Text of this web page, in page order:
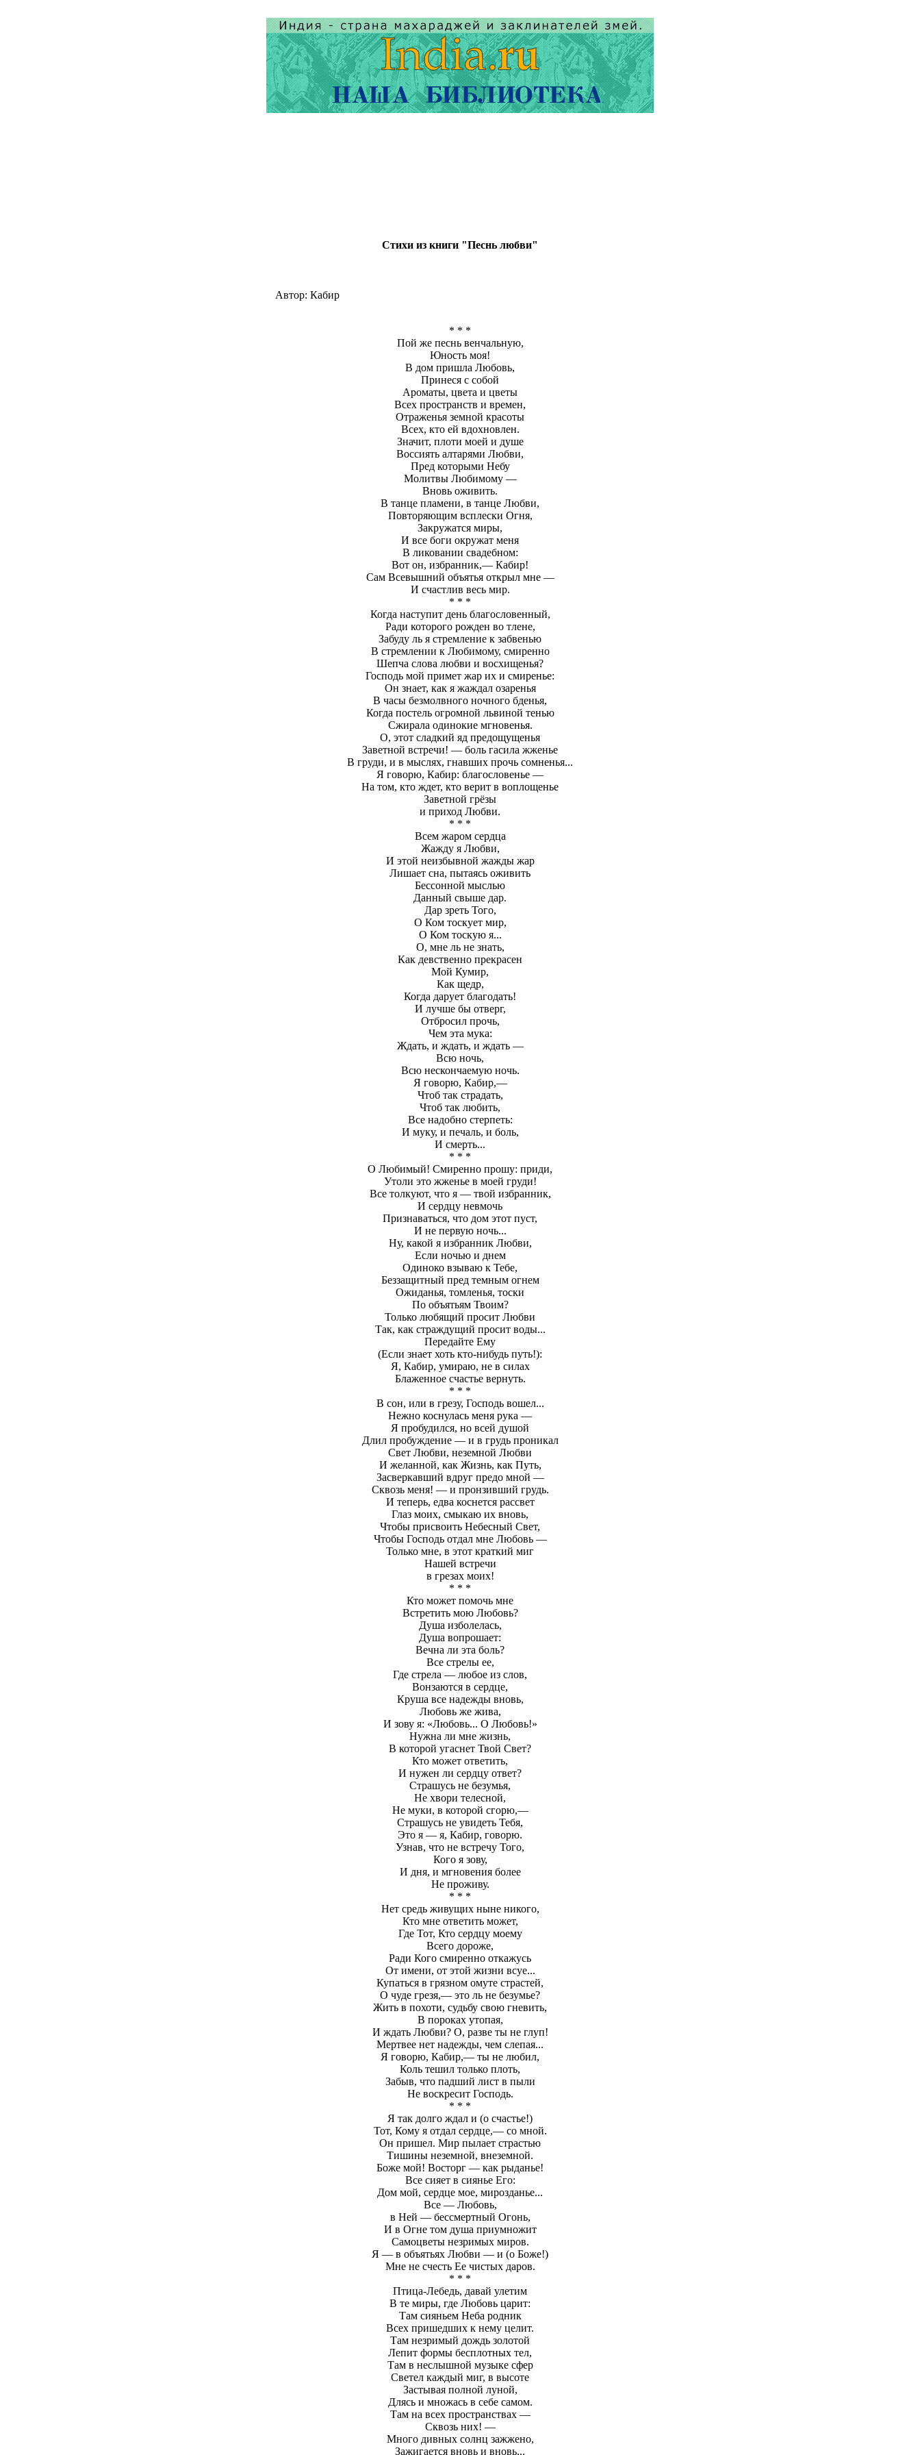
Стихи из книги "Песнь любви"
Автор: Кабир
* * *
Пой же песнь венчальную,
Юность моя!
В дом пришла Любовь,
Принеся с собой
Ароматы, цвета и цветы
Всех пространств и времен,
Отраженья земной красоты
Всех, кто ей вдохновлен.
Значит, плоти моей и душе
Воссиять алтарями Любви,
Пред которыми Небу
Молитвы Любимому —
Вновь оживить.
В танце пламени, в танце Любви,
Повторяющим всплески Огня,
Закружатся миры,
И все боги окружат меня
В ликовании свадебном:
Вот он, избранник,— Кабир!
Сам Всевышний объятья открыл мне —
И счастлив весь мир.
* * *
Когда наступит день благословенный,
Ради которого рожден во тлене,
Забуду ль я стремление к забвенью
В стремлении к Любимому, смиренно
Шепча слова любви и восхищенья?
Господь мой примет жар их и смиренье:
Он знает, как я жаждал озаренья
В часы безмолвного ночного бденья,
Когда постель огромной львиной тенью
Сжирала одинокие мгновенья.
О, этот сладкий яд предощущенья
Заветной встречи! — боль гасила жженье
В груди, и в мыслях, гнавших прочь сомненья...
Я говорю, Кабир: благословенье —
На том, кто ждет, кто верит в воплощенье
Заветной грёзы
и приход Любви.
* * *
Всем жаром сердца
Жажду я Любви,
И этой неизбывной жажды жар
Лишает сна, пытаясь оживить
Бессонной мыслью
Данный свыше дар.
Дар зреть Того,
О Ком тоскует мир,
О Ком тоскую я...
О, мне ль не знать,
Как девственно прекрасен
Мой Кумир,
Как щедр,
Когда дарует благодать!
И лучше бы отверг,
Отбросил прочь,
Чем эта мука:
Ждать, и ждать, и ждать —
Всю ночь,
Всю нескончаемую ночь.
Я говорю, Кабир,—
Чтоб так страдать,
Чтоб так любить,
Все надобно стерпеть:
И муку, и печаль, и боль,
И смерть...
* * *
О Любимый! Смиренно прошу: приди,
Утоли это жженье в моей груди!
Все толкуют, что я — твой избранник,
И сердцу невмочь
Признаваться, что дом этот пуст,
И не первую ночь...
Ну, какой я избранник Любви,
Если ночью и днем
Одиноко взываю к Тебе,
Беззащитный пред темным огнем
Ожиданья, томленья, тоски
По объятьям Твоим?
Только любящий просит Любви
Так, как страждущий просит воды...
Передайте Ему
(Если знает хоть кто-нибудь путь!):
Я, Кабир, умираю, не в силах
Блаженное счастье вернуть.
* * *
В сон, или в грезу, Господь вошел...
Нежно коснулась меня рука —
Я пробудился, но всей душой
Длил пробуждение — и в грудь проникал
Свет Любви, неземной Любви
И желанной, как Жизнь, как Путь,
Засверкавший вдруг предо мной —
Сквозь меня! — и пронзивший грудь.
И теперь, едва коснется рассвет
Глаз моих, смыкаю их вновь,
Чтобы присвоить Небесный Свет,
Чтобы Господь отдал мне Любовь —
Только мне, в этот краткий миг
Нашей встречи
в грезах моих!
* * *
Кто может помочь мне
Встретить мою Любовь?
Душа изболелась,
Душа вопрошает:
Вечна ли эта боль?
Все стрелы ее,
Где стрела — любое из слов,
Вонзаются в сердце,
Круша все надежды вновь,
Любовь же жива,
И зову я: «Любовь... О Любовь!»
Нужна ли мне жизнь,
В которой угаснет Твой Свет?
Кто может ответить,
И нужен ли сердцу ответ?
Страшусь не безумья,
Не хвори телесной,
Не муки, в которой сгорю,—
Страшусь не увидеть Тебя,
Это я — я, Кабир, говорю.
Узнав, что не встречу Того,
Кого я зову,
И дня, и мгновения более
Не проживу.
* * *
Нет средь живущих ныне никого,
Кто мне ответить может,
Где Тот, Кто сердцу моему
Всего дороже,
Ради Кого смиренно откажусь
От имени, от этой жизни всуе...
Купаться в грязном омуте страстей,
О чуде грезя,— это ль не безумье?
Жить в похоти, судьбу свою гневить,
В пороках утопая,
И ждать Любви? О, разве ты не глуп!
Мертвее нет надежды, чем слепая...
Я говорю, Кабир,— ты не любил,
Коль тешил только плоть,
Забыв, что падший лист в пыли
Не воскресит Господь.
* * *
Я так долго ждал и (о счастье!)
Тот, Кому я отдал сердце,— со мной.
Он пришел. Мир пылает страстью
Тишины неземной, внеземной.
Боже мой! Восторг — как рыданье!
Все сияет в сиянье Его:
Дом мой, сердце мое, мирозданье...
Все — Любовь,
в Ней — бессмертный Огонь,
И в Огне том душа приумножит
Самоцветы незримых миров.
Я — в объятьях Любви — и (о Боже!)
Мне не счесть Ее чистых даров.
* * *
Птица-Лебедь, давай улетим
В те миры, где Любовь царит:
Там сияньем Неба родник
Всех пришедших к нему целит.
Там незримый дождь золотой
Лепит формы бесплотных тел,
Там в неслышной музыке сфер
Светел каждый миг, в высоте
Застывая полной луной,
Длясь и множась в себе самом.
Там на всех пространствах —
Сквозь них! —
Много дивных солнц зажжено,
Зажигается вновь и вновь...